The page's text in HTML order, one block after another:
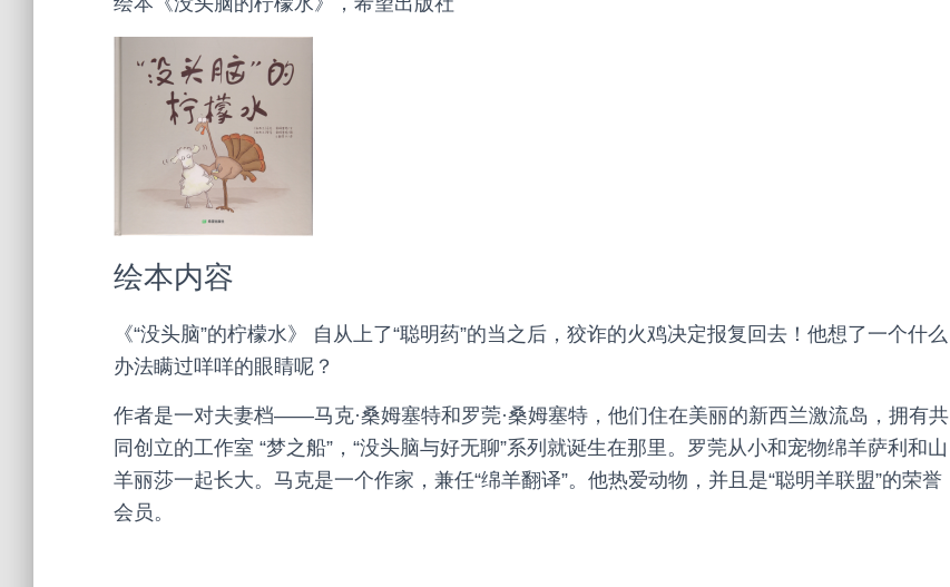
绘本内容
《“没头脑”的柠檬水》 自从上了“聪明药”的当之后，狡诈的火鸡决定报复回去！他想了一个什么
办法瞒过咩咩的眼睛呢？
作者是一对夫妻档——马克·桑姆塞特和罗莞·桑姆塞特，他们住在美丽的新西兰激流岛，拥有共
同创立的工作室 “梦之船”，“没头脑与好无聊”系列就诞生在那里。罗莞从小和宠物绵羊萨利和山
羊丽莎一起长大。马克是一个作家，兼任“绵羊翻译”。他热爱动物，并且是“聪明羊联盟”的荣誉
会员。